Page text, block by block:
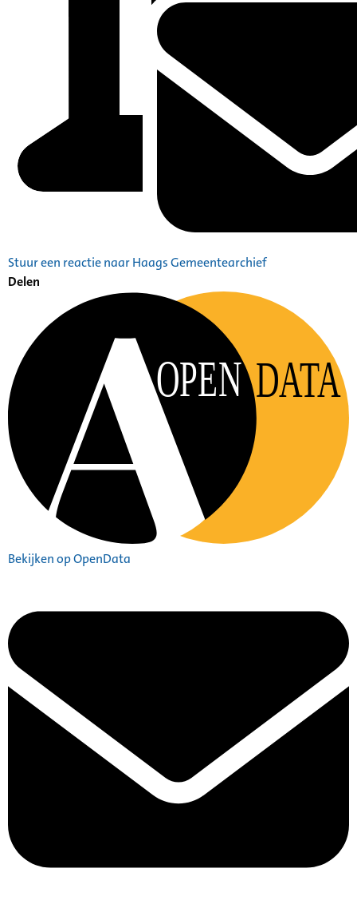
Stuur een reactie naar Haags Gemeentearchief
Delen
OPEN DATA
Bekijken op OpenData